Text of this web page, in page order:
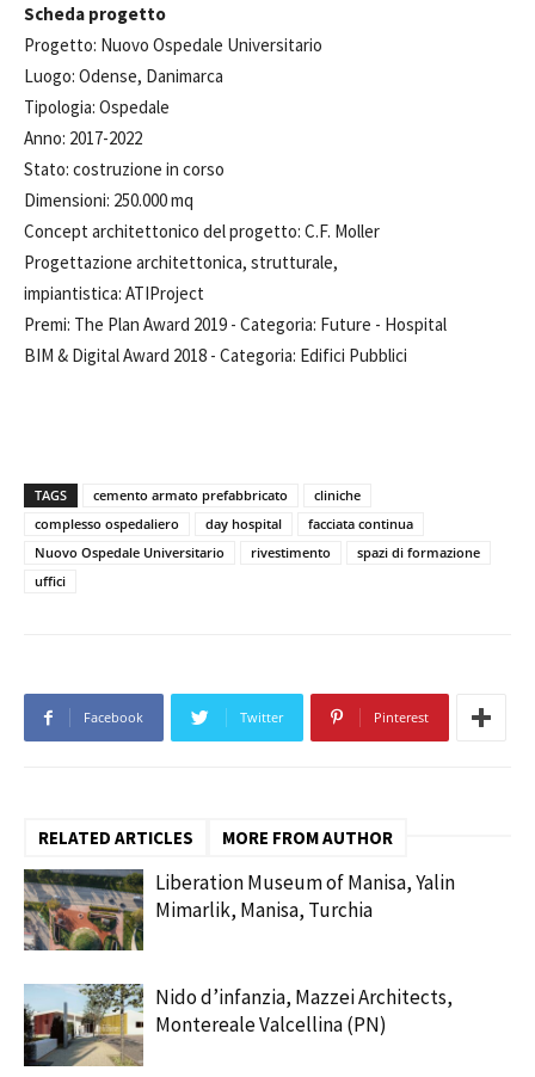
Scheda progetto
Progetto: Nuovo Ospedale Universitario
Luogo: Odense, Danimarca
Tipologia: Ospedale
Anno: 2017-2022
Stato: costruzione in corso
Dimensioni: 250.000 mq
Concept architettonico del progetto: C.F. Moller
Progettazione architettonica, strutturale,
impiantistica: ATIProject
Premi: The Plan Award 2019 - Categoria: Future - Hospital
BIM & Digital Award 2018 - Categoria: Edifici Pubblici
TAGS cemento armato prefabbricato
cliniche
complesso ospedaliero
day hospital
facciata continua
Nuovo Ospedale Universitario
rivestimento
spazi di formazione
uffici
Facebook Twitter Pinterest
RELATED ARTICLES MORE FROM AUTHOR
Liberation Museum of Manisa, Yalin
Mimarlik, Manisa, Turchia
Nido d’infanzia, Mazzei Architects,
Montereale Valcellina (PN)